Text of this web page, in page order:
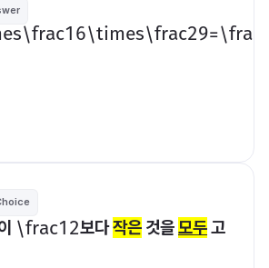
​\frac12​보다 작은 것을 모두 고